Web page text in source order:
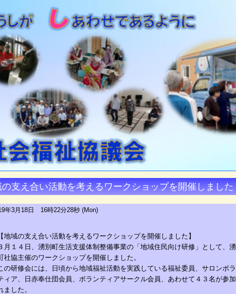
支え合い活動を考えるワークショップを開催しました
年3月18日 16時22分28秒 (Mon)
【地域の支え合い活動を考えるワークショップを開催しました】
月１４日、湧別町生活支援体制整備事業の「地域住民向け研修」として、湧
社協主催のワークショップを開催しました。
の研修会には、日頃から地域福祉活動を実践している福祉委員、サロンボ
ィア、日赤奉仕団会員、ボランティアサークル会員、あわせて４３名が参加
ました。